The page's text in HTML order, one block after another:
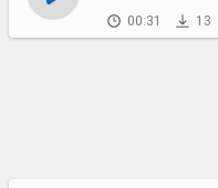
00:31 13